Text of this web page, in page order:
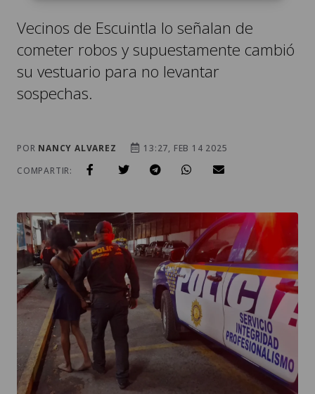
Vecinos de Escuintla lo señalan de
cometer robos y supuestamente cambió
su vestuario para no levantar
sospechas.
POR NANCY ALVAREZ
13:27, FEB 14 2025
COMPARTIR: